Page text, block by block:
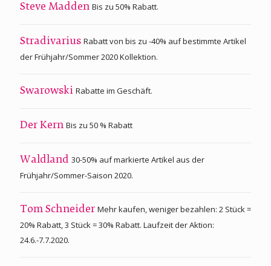
Steve Madden Bis zu 50% Rabatt.
Stradivarius Rabatt von bis zu -40% auf bestimmte Artikel
der Frühjahr/Sommer 2020 Kollektion.
Swarowski Rabatte im Geschäft.
Der Kern Bis zu 50 % Rabatt
Waldland 30-50% auf markierte Artikel aus der
Frühjahr/Sommer-Saison 2020.
Tom Schneider Mehr kaufen, weniger bezahlen: 2 Stück =
20% Rabatt, 3 Stück = 30% Rabatt. Laufzeit der Aktion:
24.6.-7.7.2020.